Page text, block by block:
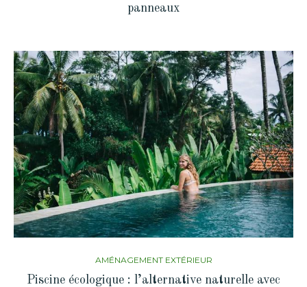
panneaux
AMÉNAGEMENT EXTÉRIEUR
Piscine écologique : l’alternative naturelle avec